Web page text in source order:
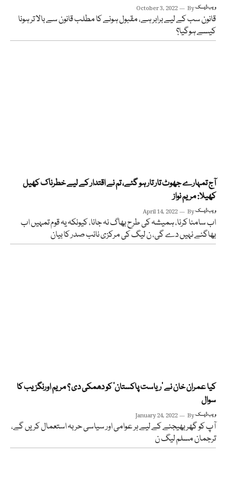
October 3, 2022 Byویب ڈیسک
قانون سب کے لیے برابر ہے، مقبول ہونے کا مطلب قانون سے بالا تر ہونا
کیسے ہوگیا؟
آج تمہارے جھوٹ تار تار ہو گئے، تم نے اقتدار کے لیے خطرناک کھیل
کھیلا: مریم نواز
April 14, 2022 Byویب ڈیسک
اب سامنا کرنا، ہمیشہ کی طرح بھاگ نہ جانا، کیونکہ یہ قوم تمہیں اب
بھاگنے نہیں دے گی، ن لیگ کی مرکزی نائب صدر کا بیان
کیا عمران خان نے ‘ریاست پاکستان’ کو دھمکی دی ؟ مریم اورنگزیب کا
سوال
January 24, 2022 Byویب ڈیسک
آپ کو گھر بھیجنے کے لیے ہر عوامی اور سیاسی حربہ استعمال کریں گے،
ترجمان مسلم لیگ ن